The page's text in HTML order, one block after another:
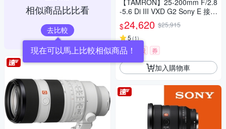
相似商品比比看
去比較
現在可以馬上比較相似商品！
【TAMRON】25-200mm F/2.8
-5.6 Di III VXD G2 Sony E 接環
(A075) 公司貨
$24,620 $25,915
5(1)
限時下殺 券
加入購物車